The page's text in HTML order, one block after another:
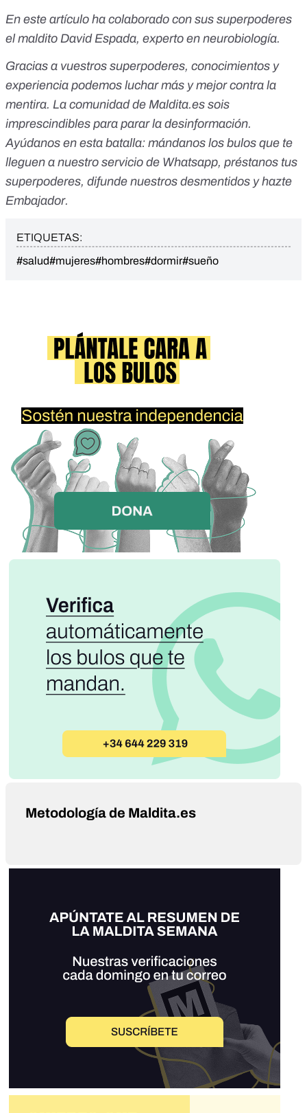
En este artículo ha colaborado con sus superpoderes
el maldito David Espada, experto en neurobiología.
Gracias a vuestros superpoderes, conocimientos y
experiencia podemos luchar más y mejor contra la
mentira. La comunidad de Maldita.es sois
imprescindibles para parar la desinformación.
Ayúdanos en esta batalla: mándanos los bulos que te
lleguen a nuestro servicio de Whatsapp, préstanos tus
superpoderes, difunde nuestros desmentidos yhazte
Embajador.
ETIQUETAS:
#salud#mujeres#hombres#dormir#sueño
Metodología de Maldita.es